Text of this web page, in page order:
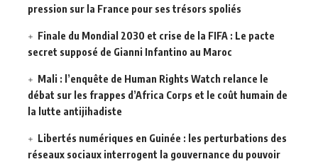
pression sur la France pour ses trésors spoliés
Finale du Mondial 2030 et crise de la FIFA : Le pacte
secret supposé de Gianni Infantino au Maroc
Mali : l’enquête de Human Rights Watch relance le
débat sur les frappes d’Africa Corps et le coût humain de
la lutte antijihadiste
Libertés numériques en Guinée : les perturbations des
réseaux sociaux interrogent la gouvernance du pouvoir